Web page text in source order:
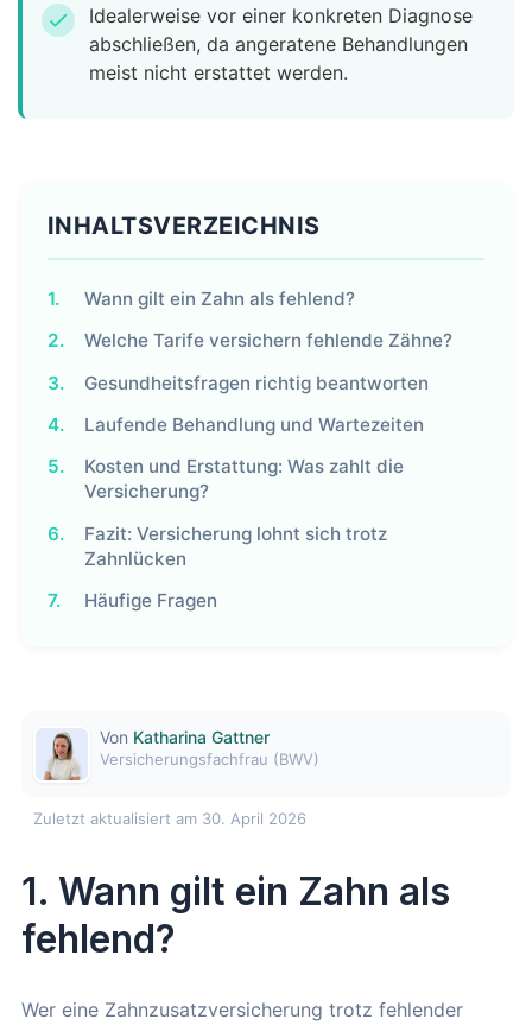
check
Idealerweise vor einer konkreten Diagnose
abschließen, da angeratene Behandlungen
meist nicht erstattet werden.
INHALTSVERZEICHNIS
1.
Wann gilt ein Zahn als fehlend?
2.
Welche Tarife versichern fehlende Zähne?
3.
Gesundheitsfragen richtig beantworten
4.
Laufende Behandlung und Wartezeiten
5.
Kosten und Erstattung: Was zahlt die
Versicherung?
6.
Fazit: Versicherung lohnt sich trotz
Zahnlücken
7.
Häufige Fragen
Von Katharina Gattner
Versicherungsfachfrau (BWV)
Zuletzt aktualisiert am 30. April 2026
1. Wann gilt ein Zahn als
fehlend?
Wer eine Zahnzusatzversicherung trotz fehlender